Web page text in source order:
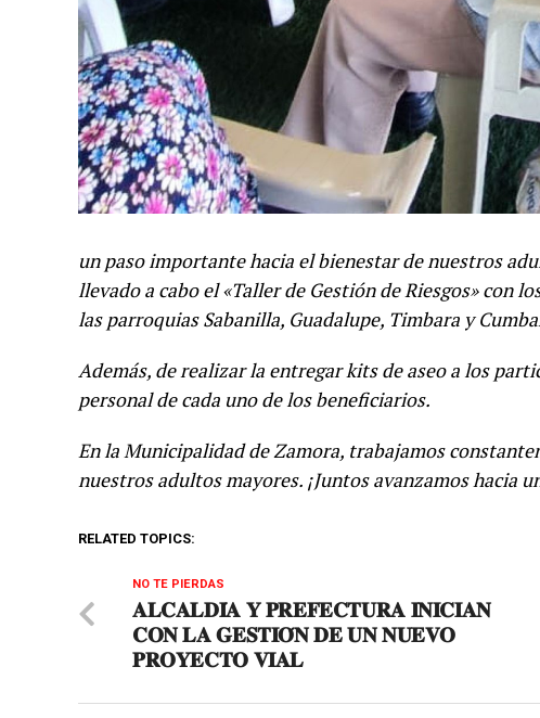
un paso importante hacia el bienestar de nuestros
llevado a cabo el «Taller de Gestión de Riesgos» con
las parroquias Sabanilla, Guadalupe, Timbara y
Además, de realizar la entregar kits de aseo a los
personal de cada uno de los beneficiarios.
En la Municipalidad de Zamora, trabajamos
nuestros adultos mayores. ¡Juntos avanzamos hacia
RELATED TOPICS:
NO TE PIERDAS
𝐀𝐋𝐂𝐀𝐋𝐃𝐈́𝐀 𝐘 𝐏𝐑𝐄𝐅𝐄𝐂𝐓𝐔𝐑𝐀 𝐈𝐍𝐈𝐂𝐈𝐀𝐍
𝐂𝐎𝐍 𝐋𝐀 𝐆𝐄𝐒𝐓𝐈𝐎́𝐍 𝐃𝐄 𝐔𝐍 𝐍𝐔𝐄𝐕𝐎
𝐏𝐑𝐎𝐘𝐄𝐂𝐓𝐎 𝐕𝐈𝐀𝐋